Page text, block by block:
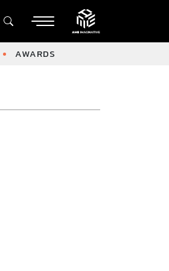
AWARDS